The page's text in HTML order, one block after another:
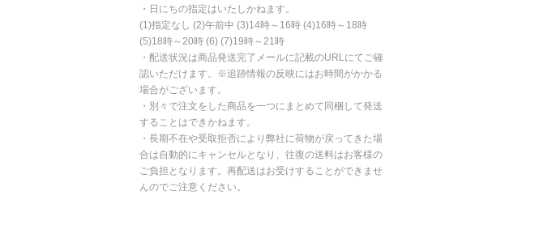
・日にちの指定はいたしかねます。
(1)指定なし (2)午前中 (3)14時～16時 (4)16時～18時
(5)18時～20時 (6) (7)19時～21時
・配送状況は商品発送完了メールに記載のURLにてご確
認いただけます。※追跡情報の反映にはお時間がかかる
場合がございます。
・別々で注文をした商品を一つにまとめて同梱して発送
することはできかねます。
・長期不在や受取拒否により弊社に荷物が戻ってきた場
合は自動的にキャンセルとなり、往復の送料はお客様の
ご負担となります。再配送はお受けすることができませ
んのでご注意ください。